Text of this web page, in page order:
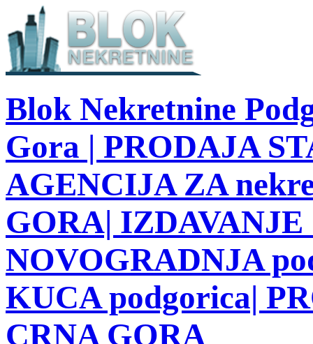
Blok Nekretnine
Gora | PRODAJA
AGENCIJA ZA
GORA| IZDAVANJE
NOVOGRADNJA
KUCA podgorica|
CRNA GORA